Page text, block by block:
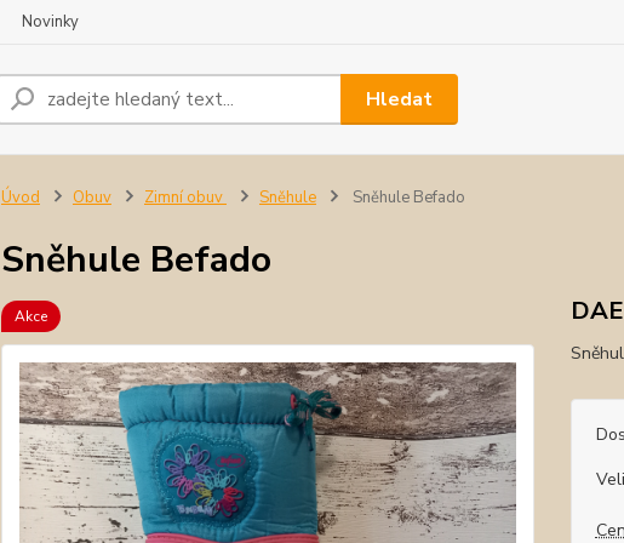
Novinky
Hledat
Úvod Obuv Zimní obuv Sněhule Sněhule Befado
Sněhule Befado
Akce